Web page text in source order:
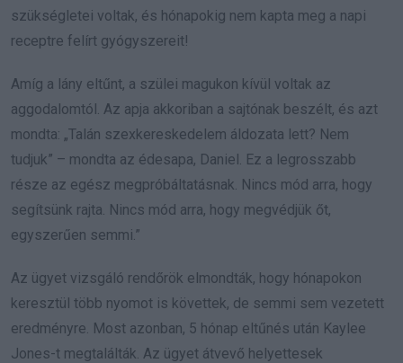
szükségletei voltak, és hónapokig nem kapta meg a napi
receptre felírt gyógyszereit!
Amíg a lány eltűnt, a szülei magukon kívül voltak az
aggodalomtól. Az apja akkoriban a sajtónak beszélt, és azt
mondta: „Talán szexkereskedelem áldozata lett? Nem
tudjuk” – mondta az édesapa, Daniel. Ez a legrosszabb
része az egész megpróbáltatásnak. Nincs mód arra, hogy
segítsünk rajta. Nincs mód arra, hogy megvédjük őt,
egyszerűen semmi.”
Az ügyet vizsgáló rendőrök elmondták, hogy hónapokon
keresztül több nyomot is követtek, de semmi sem vezetett
eredményre. Most azonban, 5 hónap eltűnés után Kaylee
Jones-t megtalálták. Az ügyet átvevő helyettesek